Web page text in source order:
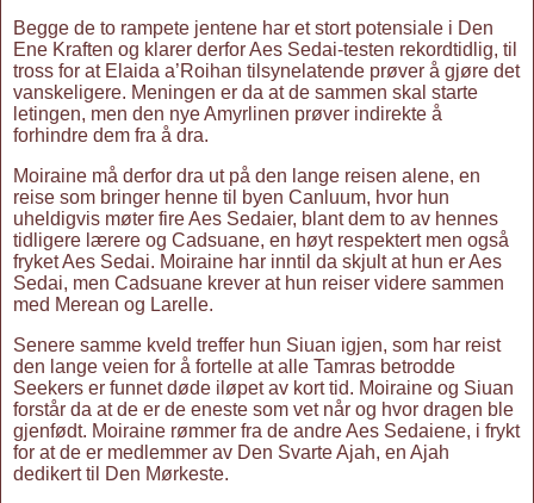
Begge de to rampete jentene har et stort potensiale i Den
Ene Kraften og klarer derfor Aes Sedai-testen rekordtidlig, til
tross for at Elaida a’Roihan tilsynelatende prøver å gjøre det
vanskeligere. Meningen er da at de sammen skal starte
letingen, men den nye Amyrlinen prøver indirekte å
forhindre dem fra å dra.
Moiraine må derfor dra ut på den lange reisen alene, en
reise som bringer henne til byen Canluum, hvor hun
uheldigvis møter fire Aes Sedaier, blant dem to av hennes
tidligere lærere og Cadsuane, en høyt respektert men også
fryket Aes Sedai. Moiraine har inntil da skjult at hun er Aes
Sedai, men Cadsuane krever at hun reiser videre sammen
med Merean og Larelle.
Senere samme kveld treffer hun Siuan igjen, som har reist
den lange veien for å fortelle at alle Tamras betrodde
Seekers er funnet døde iløpet av kort tid. Moiraine og Siuan
forstår da at de er de eneste som vet når og hvor dragen ble
gjenfødt. Moiraine rømmer fra de andre Aes Sedaiene, i frykt
for at de er medlemmer av Den Svarte Ajah, en Ajah
dedikert til Den Mørkeste.